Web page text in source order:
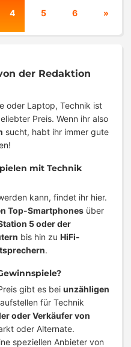
4 5 6 »
der Redaktion
oder Laptop, Technik ist
Preis. Wenn ihr also
sucht, habt ihr immer gute
mit Technik
kann, findet ihr hier.
Top-Smartphones über
5 oder der
bis hin zu HiFi-
.
gibt es bei unzähligen
für Technik
oder Verkäufer von
oder Alternate.
speziellen Anbieter von